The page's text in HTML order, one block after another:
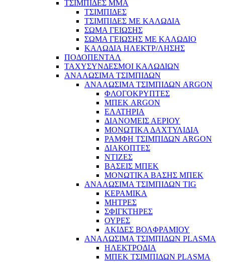
ΤΣΙΜΠΙΔΕΣ MMA
ΤΣΙΜΠΙΔΕΣ
ΤΣΙΜΠΙΔΕΣ ΜΕ ΚΑΛΩΔΙΑ
ΣΩΜΑ ΓΕΙΩΣΗΣ
ΣΩΜΑ ΓΕΙΩΣΗΣ ΜΕ ΚΑΛΩΔΙΟ
ΚΑΛΩΔΙΑ ΗΛΕΚΤΡ/ΛΗΣΗΣ
ΠΟΔΟΠΕΝΤΑΛ
ΤΑΧΥΣΥΝΔΕΣΜΟΙ ΚΑΛΩΔΙΩΝ
ΑΝΑΛΩΣΙΜΑ ΤΣΙΜΠΙΔΩΝ
ΑΝΑΛΩΣΙΜΑ ΤΣΙΜΠΙΔΩΝ ARGON
ΦΛΟΓΟΚΡΥΠΤΕΣ
ΜΠΕΚ ARGON
ΕΛΑΤΗΡΙΑ
ΔΙΑΝΟΜΕΙΣ ΑΕΡΙΟΥ
ΜΟΝΩΤΙΚΑ ΔΑΧΤΥΛΙΔΙΑ
ΡΑΜΦΗ ΤΣΙΜΠΙΔΩΝ ARGON
ΔΙΑΚΟΠΤΕΣ
ΝΤΙΖΕΣ
ΒΑΣΕΙΣ ΜΠΕΚ
ΜΟΝΩΤΙΚΑ ΒΑΣΗΣ ΜΠΕΚ
ΑΝΑΛΩΣΙΜΑ ΤΣΙΜΠΙΔΩΝ TIG
ΚΕΡΑΜΙΚΑ
ΜΗΤΡΕΣ
ΣΦΙΓΚΤΗΡΕΣ
ΟΥΡΕΣ
ΑΚΙΔΕΣ ΒΟΛΦΡΑΜΙΟΥ
ΑΝΑΛΩΣΙΜΑ ΤΣΙΜΠΙΔΩΝ PLASMA
ΗΛΕΚΤΡΟΔΙΑ
ΜΠΕΚ ΤΣΙΜΠΙΔΩΝ PLASMA